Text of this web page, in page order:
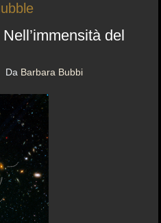
del
Da Barbara Bubbi